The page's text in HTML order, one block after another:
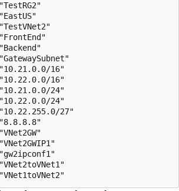
16"
16"
24"
24"
"10.22.255.0/27"